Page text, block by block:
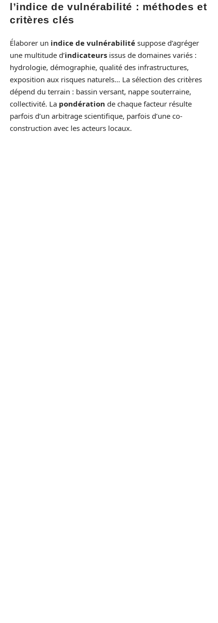
l’indice de vulnérabilité : méthodes et
critères clés
Élaborer un indice de vulnérabilité suppose d’agréger
une multitude d’indicateurs issus de domaines variés :
hydrologie, démographie, qualité des infrastructures,
exposition aux risques naturels… La sélection des critères
dépend du terrain : bassin versant, nappe souterraine,
collectivité. La pondération de chaque facteur résulte
parfois d’un arbitrage scientifique, parfois d’une co-
construction avec les acteurs locaux.